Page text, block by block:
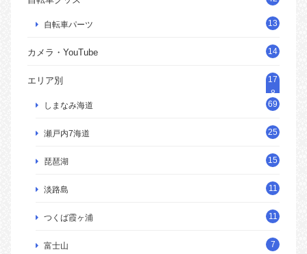
自転車パーツ 13
カメラ・YouTube 14
エリア別
17
8
しまなみ海道 69
瀬戸内7海道 25
琵琶湖 15
淡路島 11
つくば霞ヶ浦 11
富士山 7